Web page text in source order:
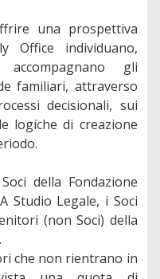
una prospettiva
Office individuano,
gli
familiari, attraverso
decisionali, sui
logiche di creazione
della Fondazione
Studio Legale, i Soci
(non Soci) della
che non rientrano in